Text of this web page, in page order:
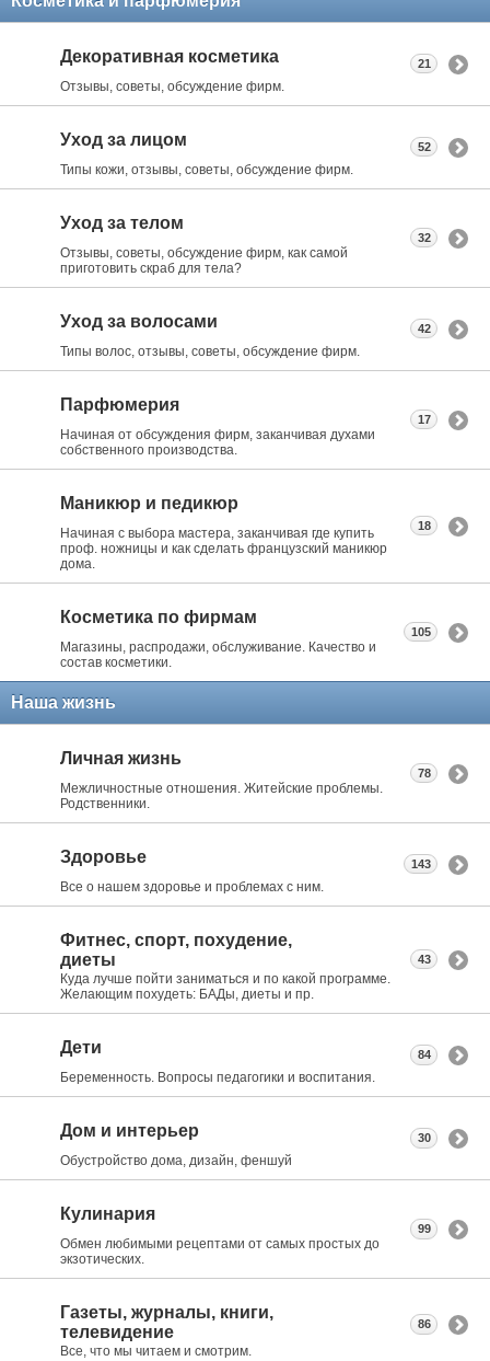
Декоративная косметика
Отзывы, советы, обсуждение фирм.
21
Уход за лицом
Типы кожи, отзывы, советы, обсуждение фирм.
52
Уход за телом
Отзывы, советы, обсуждение фирм, как самой
приготовить скраб для тела?
32
Уход за волосами
Типы волос, отзывы, советы, обсуждение фирм.
42
Парфюмерия
Начиная от обсуждения фирм, заканчивая духами
собственного производства.
17
Маникюр и педикюр
Начиная с выбора мастера, заканчивая где купить
проф. ножницы и как сделать французский маникюр
дома.
18
Косметика по фирмам
Магазины, распродажи, обслуживание. Качество и
состав косметики.
105
Наша жизнь
Личная жизнь
Межличностные отношения. Житейские проблемы.
Родственники.
78
Здоровье
Все о нашем здоровье и проблемах с ним.
143
Фитнес, спорт, похудение,
диеты
Куда лучше пойти заниматься и по какой программе.
Желающим похудеть: БАДы, диеты и пр.
43
Дети
Беременность. Вопросы педагогики и воспитания.
84
Дом и интерьер
Обустройство дома, дизайн, феншуй
30
Кулинария
Обмен любимыми рецептами от самых простых до
экзотических.
99
Газеты, журналы, книги,
телевидение
Все, что мы читаем и смотрим.
86